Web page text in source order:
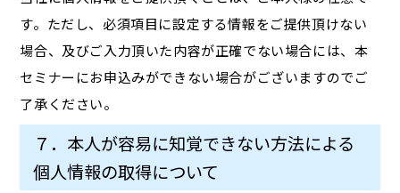
す。ただし、必須項目に設定する情報をご提供頂けない
場合、及びご入力頂いた内容が正確でない場合には、本
セミナーにお申込みができない場合がございますのでご
了承ください。
７．本人が容易に知覚できない方法による
個人情報の取得について